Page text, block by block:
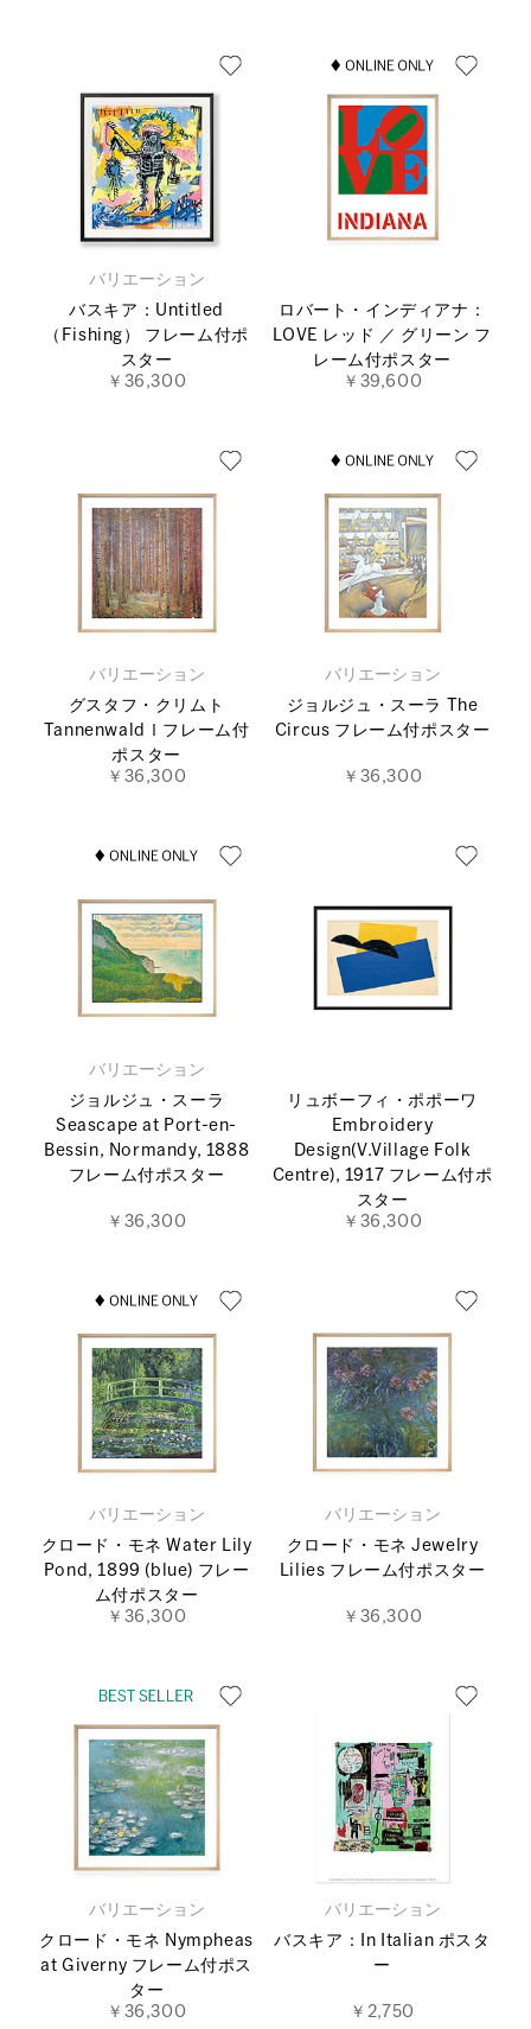
バリエーション
バスキア：Untitled
（Fishing） フレーム付ポ
スター
￥36,300
ロバート・インディアナ：
LOVE レッド ／ グリーン フ
レーム付ポスター
￥39,600
バリエーション
グスタフ・クリムト
TannenwaldⅠフレーム付
ポスター
￥36,300
バリエーション
ジョルジュ・スーラ The
Circus フレーム付ポスター
￥36,300
バリエーション
ジョルジュ・スーラ
Seascape at Port-en-
Bessin, Normandy, 1888
フレーム付ポスター
￥36,300
リュボーフィ・ポポーワ
Embroidery
Design(V.Village Folk
Centre), 1917 フレーム付ポ
スター
￥36,300
バリエーション
クロード・モネ Water Lily
Pond, 1899 (blue) フレー
ム付ポスター
￥36,300
バリエーション
クロード・モネ Jewelry
Lilies フレーム付ポスター
￥36,300
バリエーション
クロード・モネ Nympheas
at Giverny フレーム付ポス
ター
￥36,300
バリエーション
バスキア：In Italian ポスタ
ー
￥2,750